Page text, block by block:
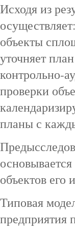
Исходя из
объекты
уточняет
контрольно-
проверки
планы с
объектов его
Типовая
предприятия